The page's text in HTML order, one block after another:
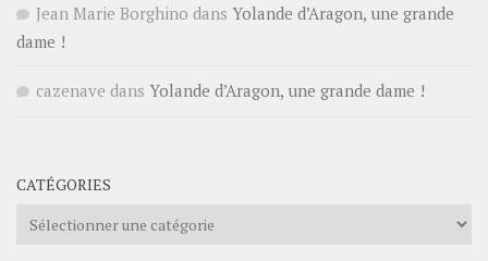
Jean Marie Borghino dans Yolande d’Aragon, une grande
dame !
cazenave dans Yolande d’Aragon, une grande dame !
CATÉGORIES
Catégories